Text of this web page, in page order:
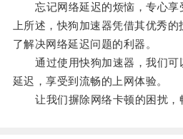
忘记网络延迟的烦恼，专心享
上所述，快狗加速器凭借其优秀
了解决网络延迟问题的利器。
通过使用快狗加速器，我们可
延迟，享受到流畅的上网体验。
让我们摒除网络卡顿的困扰，